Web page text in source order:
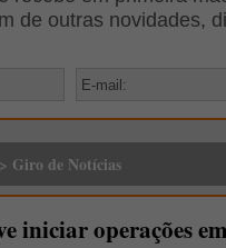
de outras novidades,
> Giro de Notícias
iniciar operações